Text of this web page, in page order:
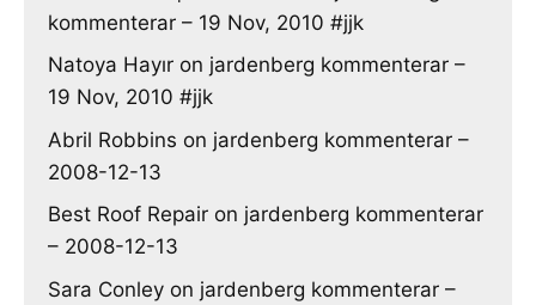
kommenterar – 19 Nov, 2010 #jjk
Natoya Hayır on jardenberg kommenterar –
19 Nov, 2010 #jjk
Abril Robbins on jardenberg kommenterar –
2008-12-13
Best Roof Repair on jardenberg kommenterar
– 2008-12-13
Sara Conley on jardenberg kommenterar –